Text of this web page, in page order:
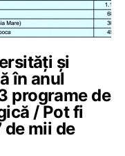
și
în anul
programe de
/ Pot fi
mii de